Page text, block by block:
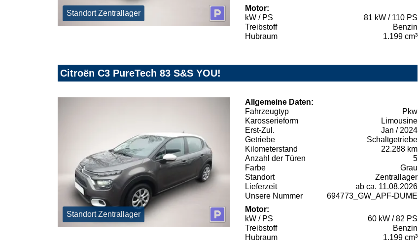
Standort Zentrallager
Motor:
kW / PS
81 kW / 110 PS
Treibstoff
Benzin
Hubraum
1.199 cm³
Citroën C3 PureTech 83 S&S YOU!
Standort Zentrallager
Allgemeine Daten:
Fahrzeugtyp
Pkw
Karosserieform
Limousine
Erst-Zul.
Jan / 2024
Getriebe
Schaltgetriebe
Kilometerstand
22.288 km
Anzahl der Türen
5
Farbe
Grau
Standort
Zentrallager
Lieferzeit
ab ca. 11.08.2026
Unsere Nummer
694773_GW_APF-DUME
Motor:
kW / PS
60 kW / 82 PS
Treibstoff
Benzin
Hubraum
1.199 cm³